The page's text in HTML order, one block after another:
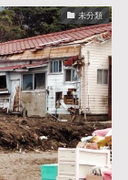
未分類